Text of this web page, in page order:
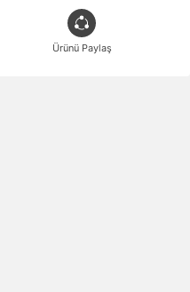
Ürünü Paylaş